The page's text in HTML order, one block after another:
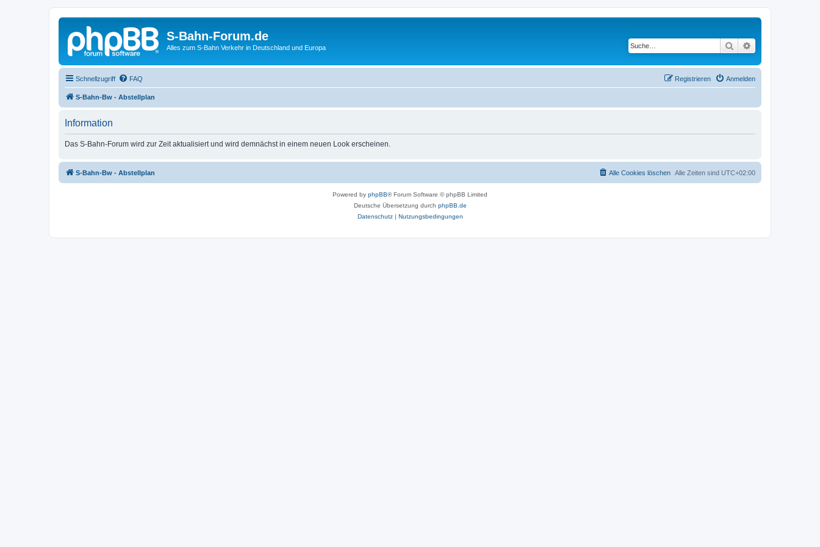
S-Bahn-Forum.de
Alles zum S-Bahn Verkehr in Deutschland und Europa Suche
Schnellzugriff FAQ Anmelden
Registrieren
S-Bahn-Bw - Abstellplan
Information
Das S-Bahn-Forum wird zur Zeit aktualisiert und wird demnächst in einem neuen Look erscheinen.
S-Bahn-Bw - Abstellplan Alle Zeiten sind UTC+02:00
Alle Cookies löschen
Powered by phpBB® Forum Software © phpBB Limited
Deutsche Übersetzung durch phpBB.de
Datenschutz| Nutzungsbedingungen